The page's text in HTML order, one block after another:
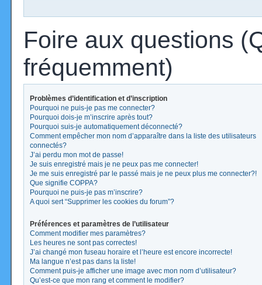
Foire aux questions
fréquemment)
Problèmes d’identification et d’inscription
Pourquoi ne puis-je pas me connecter?
Pourquoi dois-je m’inscrire après tout?
Pourquoi suis-je automatiquement déconnecté?
Comment empêcher mon nom d’apparaître dans la liste des utilisateurs
connectés?
J’ai perdu mon mot de passe!
Je suis enregistré mais je ne peux pas me connecter!
Je me suis enregistré par le passé mais je ne peux plus me connecter?!
Que signifie COPPA?
Pourquoi ne puis-je pas m’inscrire?
A quoi sert “Supprimer les cookies du forum”?
Préférences et paramètres de l’utilisateur
Comment modifier mes paramètres?
Les heures ne sont pas correctes!
J’ai changé mon fuseau horaire et l’heure est encore incorrecte!
Ma langue n’est pas dans la liste!
Comment puis-je afficher une image avec mon nom d’utilisateur?
Qu’est-ce que mon rang et comment le modifier?